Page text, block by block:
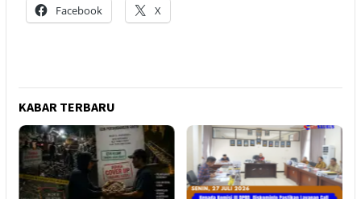
Facebook X
KABAR TERBARU